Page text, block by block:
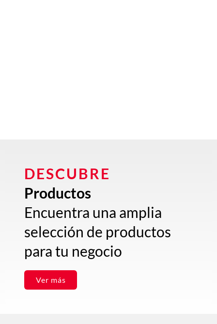
DESCUBRE
Productos
Encuentra una amplia
selección de productos
para tu negocio
Ver más